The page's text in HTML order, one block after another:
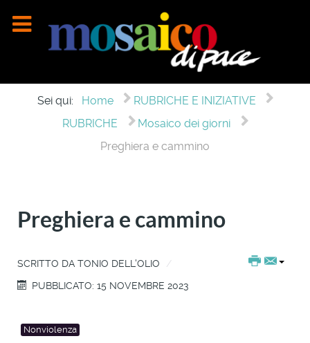
Sei qui: Home
RUBRICHE E INIZIATIVE
RUBRICHE
Mosaico dei giorni
Preghiera e cammino
Preghiera e cammino
SCRITTO DA TONIO DELL'OLIO
PUBBLICATO: 15 NOVEMBRE 2023
Nonviolenza